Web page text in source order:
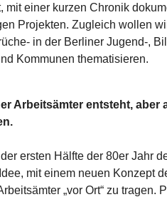
mit einer kurzen Chronik
Projekten. Zugleich wollen
in der Berliner Jugend-,
Kommunen thematisieren.
Arbeitsämter entsteht, aber
ersten Hälfte der 80er Jahr
mit einem neuen Konzept
„vor Ort“ zu tragen.